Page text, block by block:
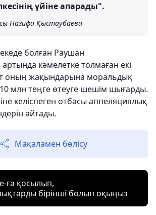
үйіне апарады".
Назифа Қыстаубаева
болған Раушан
кәмелетке толмаған екі
оның жақындарына моральдық
млн теңге өтеуге шешім шығарды.
келіспеген отбасы аппеляциялық
айтады.
Мақаламен бөлісу
ға қосылып,
бірінші болып оқыңыз